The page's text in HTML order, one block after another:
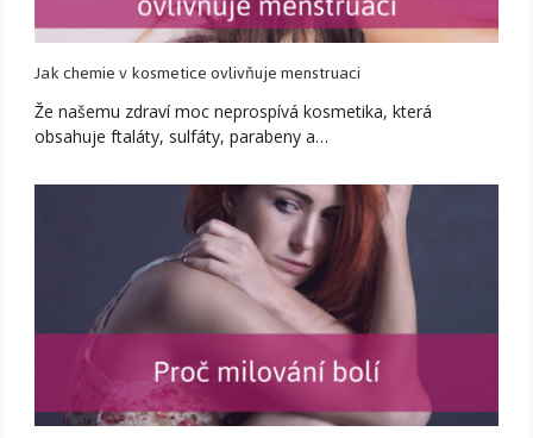
Jak chemie v kosmetice ovlivňuje menstruaci
Že našemu zdraví moc neprospívá kosmetika, která
obsahuje ftaláty, sulfáty, parabeny a…